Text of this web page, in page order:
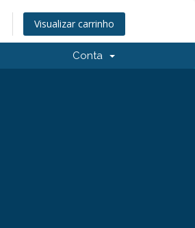
Visualizar carrinho
Conta